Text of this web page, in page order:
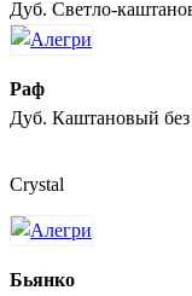
Дуб. Светло-
Раф
Дуб. Каштановый без
Crystal
Бьянко